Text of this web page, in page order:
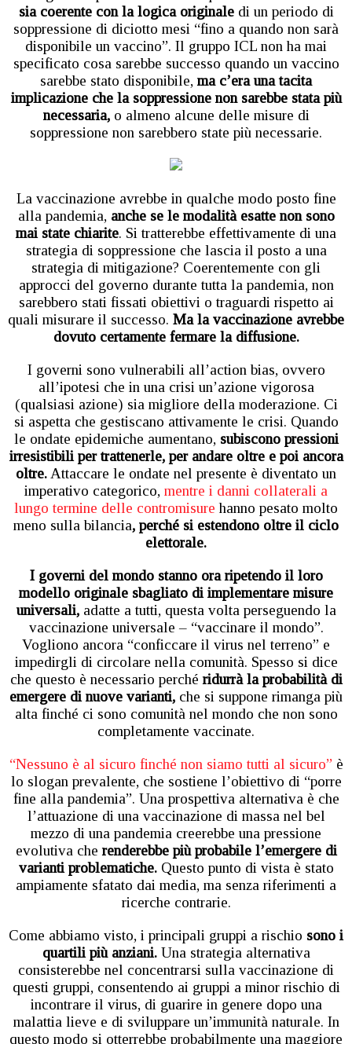
sia coerente con la logica originale di un periodo di
soppressione di diciotto mesi “fino a quando non sarà
disponibile un vaccino”. Il gruppo ICL non ha mai
specificato cosa sarebbe successo quando un vaccino
sarebbe stato disponibile, ma c’era una tacita
implicazione che la soppressione non sarebbe stata più
necessaria,o almeno alcune delle misure di
soppressione non sarebbero state più necessarie.
La vaccinazione avrebbe in qualche modo posto fine
alla pandemia, anche se le modalità esatte non sono
mai state chiarite. Si tratterebbe effettivamente di una
strategia di soppressione che lascia il posto a una
strategia di mitigazione? Coerentemente con gli
approcci del governo durante tutta la pandemia, non
sarebbero stati fissati obiettivi o traguardi rispetto ai
quali misurare il successo. Ma la vaccinazione avrebbe
dovuto certamente fermare la diffusione.
I governi sono vulnerabili all’action bias, ovvero
all’ipotesi che in una crisi un’azione vigorosa
(qualsiasi azione) sia migliore della moderazione. Ci
si aspetta che gestiscano attivamente le crisi. Quando
le ondate epidemiche aumentano, subiscono pressioni
irresistibili per trattenerle, per andare oltre e poi ancora
oltre. Attaccare le ondate nel presente è diventato un
imperativo categorico, mentre i danni collaterali a
lungo termine delle contromisure hanno pesato molto
meno sulla bilancia, perché si estendono oltre il ciclo
elettorale.
I governi del mondo stanno ora ripetendo il loro
modello originale sbagliato di implementare misure
universali,adatte a tutti, questa volta perseguendo la
vaccinazione universale – “vaccinare il mondo”.
Vogliono ancora “conficcare il virus nel terreno” e
impedirgli di circolare nella comunità. Spesso si dice
che questo è necessario perché ridurrà la probabilità di
emergere di nuove varianti, che si suppone rimanga più
alta finché ci sono comunità nel mondo che non sono
completamente vaccinate.
“Nessuno è al sicuro finché non siamo tutti al sicuro”è
lo slogan prevalente, che sostiene l’obiettivo di “porre
fine alla pandemia”. Una prospettiva alternativa è che
l’attuazione di una vaccinazione di massa nel bel
mezzo di una pandemia creerebbe una pressione
evolutiva che renderebbe più probabile l’emergere di
varianti problematiche. Questo punto di vista è stato
ampiamente sfatato dai media, ma senza riferimenti a
ricerche contrarie.
Come abbiamo visto, i principali gruppi a rischio sono i
quartili più anziani.Una strategia alternativa
consisterebbe nel concentrarsi sulla vaccinazione di
questi gruppi, consentendo ai gruppi a minor rischio di
incontrare il virus, di guarire in genere dopo una
malattia lieve e di sviluppare un’immunità naturale. In
questo modo si otterrebbe probabilmente una maggiore